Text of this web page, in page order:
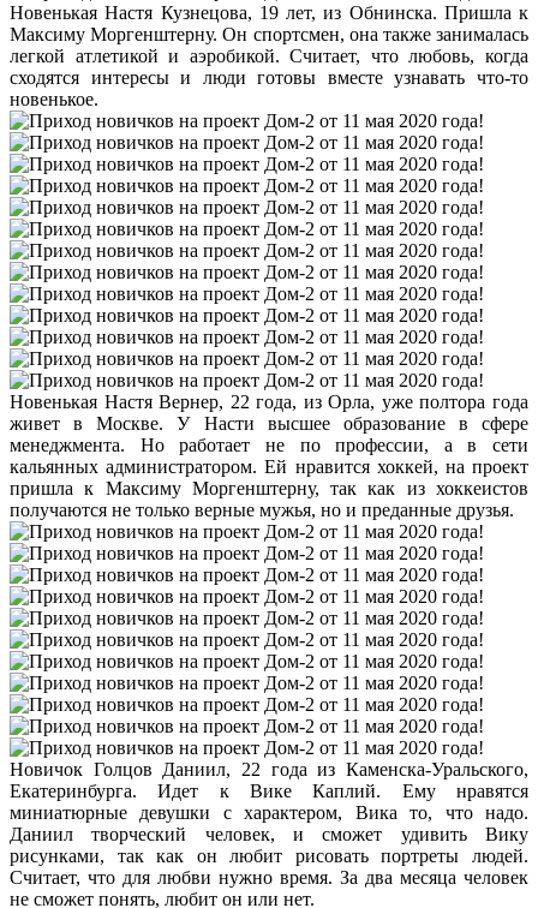
Новенькая Настя Кузнецова, 19 лет, из Обнинска. Пришла к
Максиму Моргенштерну. Он спортсмен, она также занималась
легкой атлетикой и аэробикой. Считает, что любовь, когда
сходятся интересы и люди готовы вместе узнавать что-то
новенькое.
Новенькая Настя Вернер, 22 года, из Орла, уже полтора года
живет в Москве. У Насти высшее образование в сфере
менеджмента. Но работает не по профессии, а в сети
кальянных администратором. Ей нравится хоккей, на проект
пришла к Максиму Моргенштерну, так как из хоккеистов
получаются не только верные мужья, но и преданные друзья.
Новичок Голцов Даниил, 22 года из Каменска-Уральского,
Екатеринбурга. Идет к Вике Каплий. Ему нравятся
миниатюрные девушки с характером, Вика то, что надо.
Даниил творческий человек, и сможет удивить Вику
рисунками, так как он любит рисовать портреты людей.
Считает, что для любви нужно время. За два месяца человек
не сможет понять, любит он или нет.